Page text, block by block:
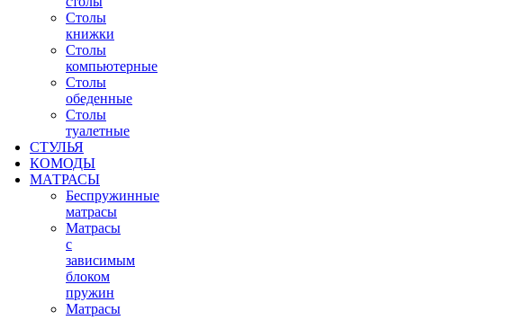
Столы
книжки
Столы
компьютерные
Столы
обеденные
Столы
туалетные
СТУЛЬЯ
КОМОДЫ
МАТРАСЫ
Беспружинные
матрасы
Матрасы
с
зависимым
блоком
пружин
Матрасы